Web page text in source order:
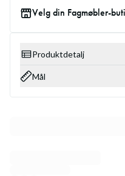
Velg din Fagmøbler-
Produktdetalj
Mål